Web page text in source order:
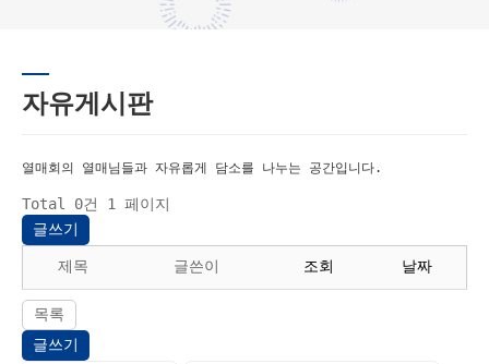
자유게시판
열매회의 열매님들과 자유롭게 담소를 나누는 공간입니다.
Total 0건
1 페이지
글쓰기
제목 글쓴이 조회 날짜
목록
글쓰기